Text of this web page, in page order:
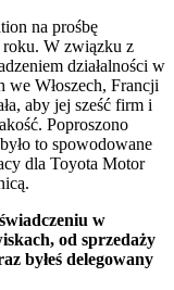
na prośbę
roku. W związku z
działalności w
we Włoszech, Francji
aby jej sześć firm i
Poproszono
to spowodowane
dla Toyota Motor
w
od sprzedaży
byłeś delegowany